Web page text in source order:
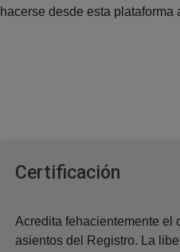
desde esta plataforma
Certificación
Acredita fehacientemente el
asientos del Registro. La